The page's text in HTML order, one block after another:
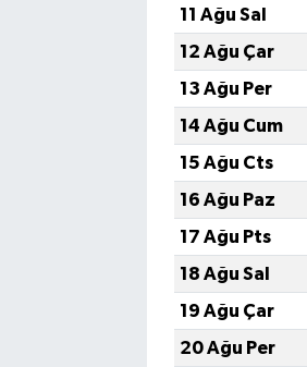
11 Ağu Sal
12 Ağu Çar
13 Ağu Per
14 Ağu Cum
15 Ağu Cts
16 Ağu Paz
17 Ağu Pts
18 Ağu Sal
19 Ağu Çar
20 Ağu Per